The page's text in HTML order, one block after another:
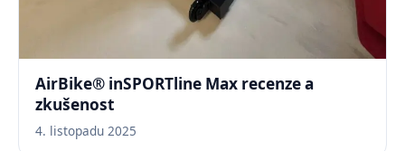
AirBike® inSPORTline Max recenze a
zkušenost
4. listopadu 2025